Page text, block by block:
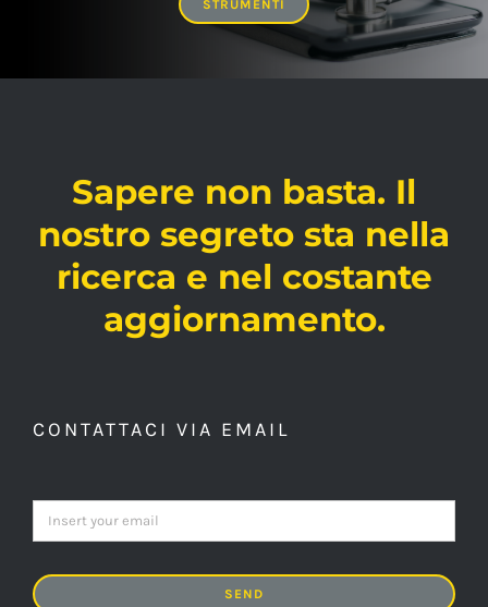
STRUMENTI
Sapere non basta. Il
nostro segreto sta nella
ricerca e nel costante
aggiornamento.
CONTATTACI VIA EMAIL
SEND